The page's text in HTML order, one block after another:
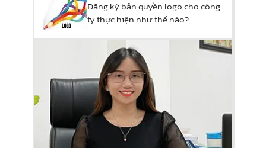
Đăng ký bản quyền logo cho công
ty thực hiện như thế nào?